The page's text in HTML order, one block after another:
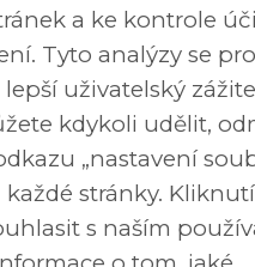
Kalendář
akcí
Rekreační
areál
a ke kontrole
Tyto analýzy se
uživatelský
kdykoli udělit,
„nastavení
každé stránky.
s naším